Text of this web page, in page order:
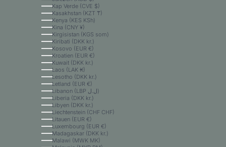
Kap Verde (CVE $)
Kasakhstan (KZT ₸)
Kenya (KES KSh)
Kina (CNY ¥)
Kirgisistan (KGS som)
Kiribati (DKK kr.)
Kosovo (EUR €)
Kroatien (EUR €)
Kuwait (DKK kr.)
Laos (LAK ₭)
Lesotho (DKK kr.)
Letland (EUR €)
Libanon (LBP ل.ل)
Liberia (DKK kr.)
Libyen (DKK kr.)
Liechtenstein (CHF CHF)
Litauen (EUR €)
Luxembourg (EUR €)
Madagaskar (DKK kr.)
Malawi (MWK MK)